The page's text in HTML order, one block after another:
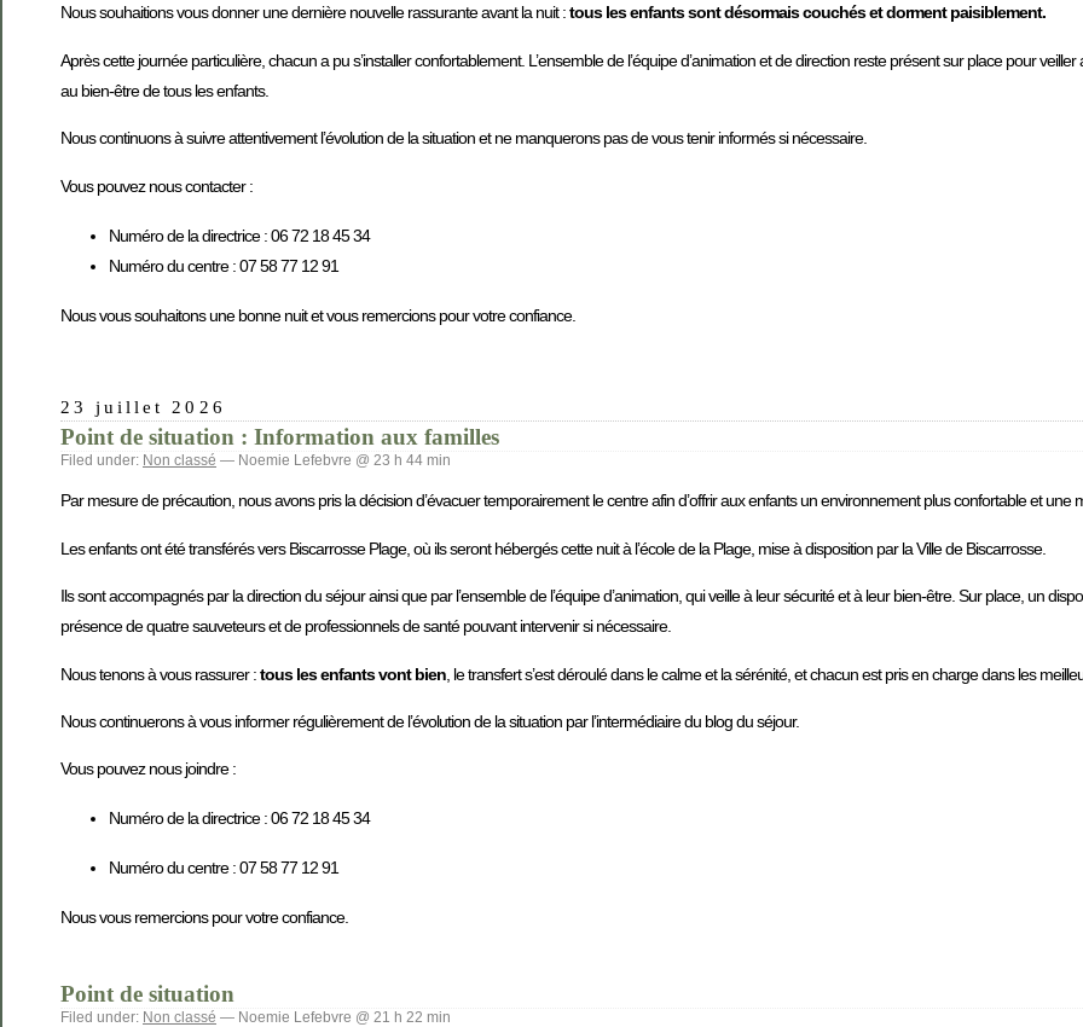
Nous souhaitions vous donner une dernière nouvelle rassurante avant la nuit :tous les enfants sont désormais couchés et dorment paisiblement.
Après cette journée particulière, chacun a pu s’installer confortablement. L’ensemble de l’équipe d’animation et de direction reste présent sur place pour
au bien-être de tous les enfants.
Nous continuons à suivre attentivement l’évolution de la situation et ne manquerons pas de vous tenir informés si nécessaire.
Vous pouvez nous contacter :
Numéro de la directrice : 06 72 18 45 34
Numéro du centre : 07 58 77 12 91
Nous vous souhaitons une bonne nuit et vous remercions pour votre confiance.
23 juillet 2026
Point de situation : Information aux familles
Filed under: Non classé — Noemie Lefebvre @ 23 h 44 min
Par mesure de précaution, nous avons pris la décision d’évacuer temporairement le centre afin d’offrir aux enfants un environnement plus confortable et une
Les enfants ont été transférés vers Biscarrosse Plage, où ils seront hébergés cette nuit à l’école de la Plage, mise à disposition par la Ville de Biscarrosse.
Ils sont accompagnés par la direction du séjour ainsi que par l’ensemble de l’équipe d’animation, qui veille à leur sécurité et à leur bien-être. Sur place, un
présence de quatre sauveteurs et de professionnels de santé pouvant intervenir si nécessaire.
Nous tenons à vous rassurer :tous les enfants vont bien , le transfert s’est déroulé dans le calme et la sérénité, et chacun est pris en charge dans les
Nous continuerons à vous informer régulièrement de l’évolution de la situation par l’intermédiaire du blog du séjour.
Vous pouvez nous joindre :
Numéro de la directrice : 06 72 18 45 34
Numéro du centre : 07 58 77 12 91
Nous vous remercions pour votre confiance.
Point de situation
Filed under: Non classé — Noemie Lefebvre @ 21 h 22 min